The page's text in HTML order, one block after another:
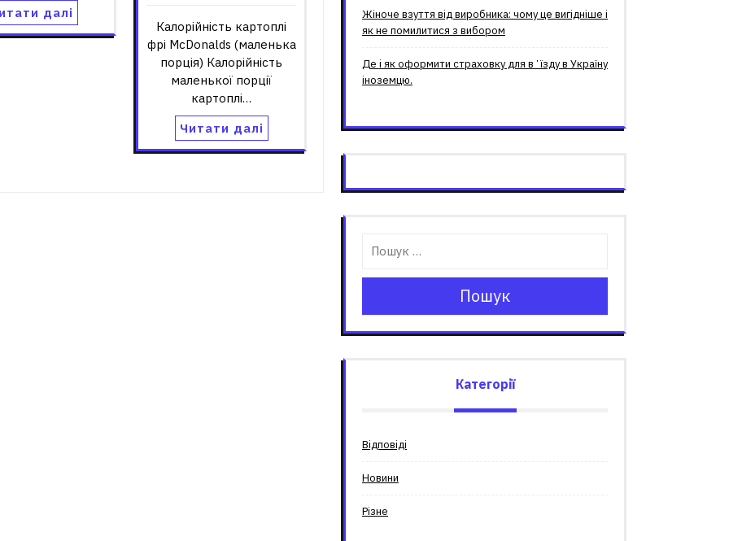
далі
Калорійність картоплі
фрі McDonalds (маленька
порція) Калорійність
маленької порції
картоплі…
Читати далі
Жіноче взуття від виробника: чому це вигідніше і
як не помилитися з вибором
Де і як оформити страховку для вʼїзду в Україну
іноземцю.
Пошук
Категорії
Відповіді
Новини
Різне